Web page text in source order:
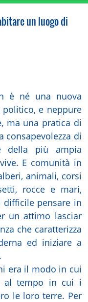
un luogo di
è né una nuova
e neppure
ma una pratica di
consapevolezza di
della più ampia
E comunità in
animali, corsi
rocce e mari,
difficile pensare in
un attimo lasciar
che caratterizza
ed iniziare a
era il modo in cui
al tempo in cui i
le loro terre. Per